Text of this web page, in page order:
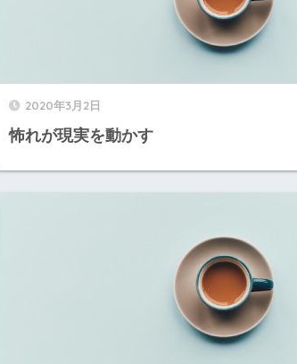
2020年3月2日
怖れが現実を動かす